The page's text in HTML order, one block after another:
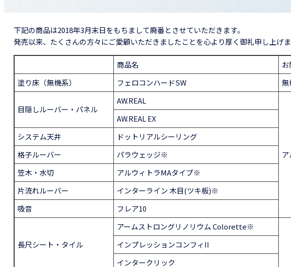
下記の商品は2018年3月末日をもちまして廃番とさせていただきます。
発売以来、たくさんの方々にご愛顧いただきましたことを心より厚く御礼申し上げま
商品名
塗り床（無機系）
フェロコンハードSW 無
目隠しルーバー・パネル
AW.REAL
AW.REAL EX
システム天井
ドットリアルシーリング
格子ルーバー
パラウェッジ※
笠木・水切
アルウィトラMAタイプ※
片流れルーバー
インターライン 木目(ツキ板)※
吸音
フレア10
長尺シート・タイル
アームストロングリノリウム Colorette※
インプレッションコンフィII
インタークリック